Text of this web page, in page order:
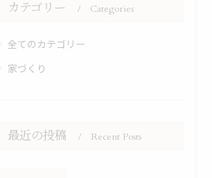
カテゴリー Categories
全てのカテゴリー
家づくり
最近の投稿 Recent Posts